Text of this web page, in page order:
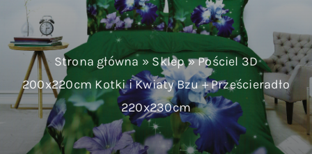
Ręczniki
Koce
Prześcieradła
Strona główna » Sklep»Pościel 3D
200x220cm Kotki i Kwiaty Bzu + Prześcieradło
220x230cm